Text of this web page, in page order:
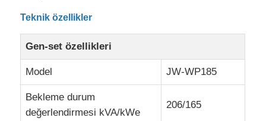
Dizel jeneratör seti
Teknik özellikler
Gen-set özellikleri
Model JW-WP185
Bekleme durum
değerlendirmesi kVA/kWe
206/165